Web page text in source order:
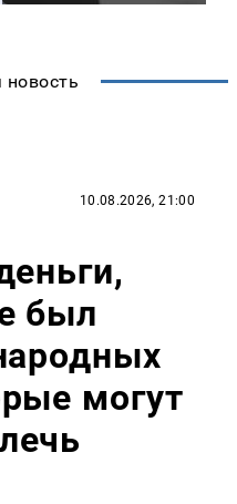
10.08.2026, 21:00
был
могут